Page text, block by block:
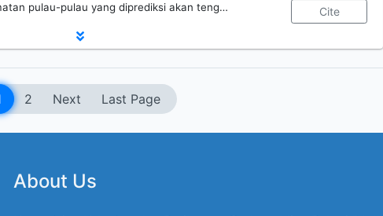
pulau-pulau yang diprediksi akan teng…
Cite
2 Next Last Page
About Us